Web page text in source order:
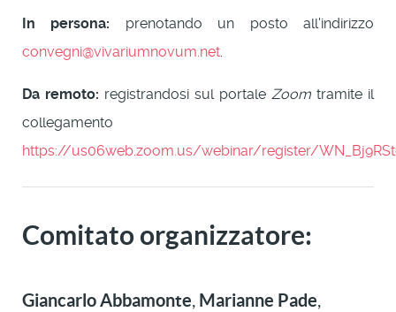
In persona: prenotando un posto all'indirizzo
convegni@vivariumnovum.net.
Da remoto: registrandosi sul portale Zoom tramite il
collegamento
https://us06web.zoom.us/webinar/register/
Comitato organizzatore:
Giancarlo Abbamonte, Marianne Pade,